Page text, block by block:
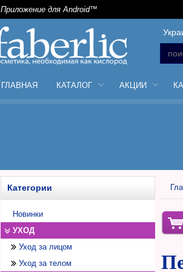
Приложение для Android™
ГЛАВНАЯ КАТАЛОГ АКЦИИ
Категории
Новинки
УХОД
Уход за лицом
Дневной крем
Уход за телом